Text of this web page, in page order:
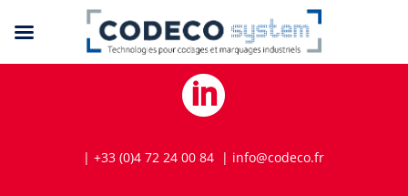

| +33 (0)4 72 24 00 84 | info@codeco.fr